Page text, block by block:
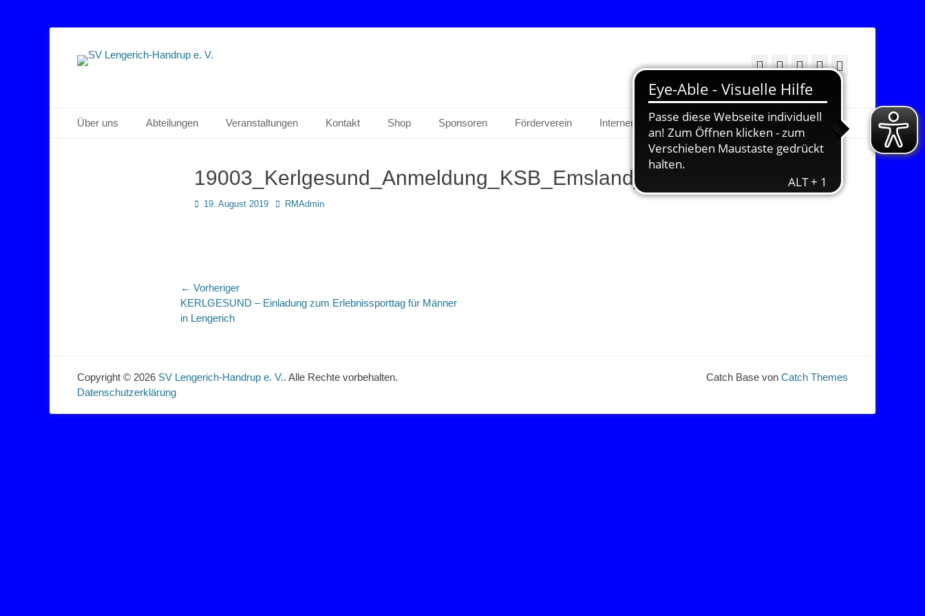
SV Lengerich-Handrup e. V.
Sportverein Lengerich Handrup Facebook
Twitter
E- YouTube
Primäres Menü
Zum
Inhalt
Über uns Abteilungen Veranstaltungen Kontakt Shop Sponsoren Förderverein Interner Bereich
Suchen
19003_Kerlgesund_Anmeldung_KSB_Emsland_Preview
Posted
19. August 2019 AutorRMAdmin
Beitragsnavigation
← Vorheriger
Vorheriger
Beitrag:
KERLGESUND – Einladung zum Erlebnissporttag für Männer
in Lengerich
Copyright © 2026 SV Lengerich-Handrup e. V.. Alle Rechte vorbehalten.
Datenschutzerklärung
Catch Base von Catch Themes